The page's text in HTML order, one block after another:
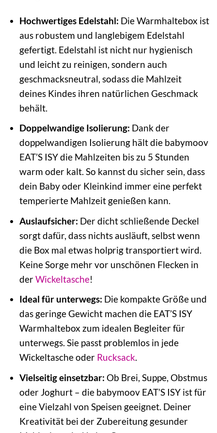
Hochwertiges Edelstahl: Die Warmhaltebox ist
aus robustem und langlebigem Edelstahl
gefertigt. Edelstahl ist nicht nur hygienisch
und leicht zu reinigen, sondern auch
geschmacksneutral, sodass die Mahlzeit
deines Kindes ihren natürlichen Geschmack
behält.
Doppelwandige Isolierung: Dank der
doppelwandigen Isolierung hält die babymoov
EAT’S ISY die Mahlzeiten bis zu 5 Stunden
warm oder kalt. So kannst du sicher sein, dass
dein Baby oder Kleinkind immer eine perfekt
temperierte Mahlzeit genießen kann.
Auslaufsicher: Der dicht schließende Deckel
sorgt dafür, dass nichts ausläuft, selbst wenn
die Box mal etwas holprig transportiert wird.
Keine Sorge mehr vor unschönen Flecken in
derWickeltasche!
Ideal für unterwegs: Die kompakte Größe und
das geringe Gewicht machen die EAT’S ISY
Warmhaltebox zum idealen Begleiter für
unterwegs. Sie passt problemlos in jede
Wickeltasche oder Rucksack.
Vielseitig einsetzbar: Ob Brei, Suppe, Obstmus
oder Joghurt – die babymoov EAT’S ISY ist für
eine Vielzahl von Speisen geeignet. Deiner
Kreativität bei der Zubereitung gesunder